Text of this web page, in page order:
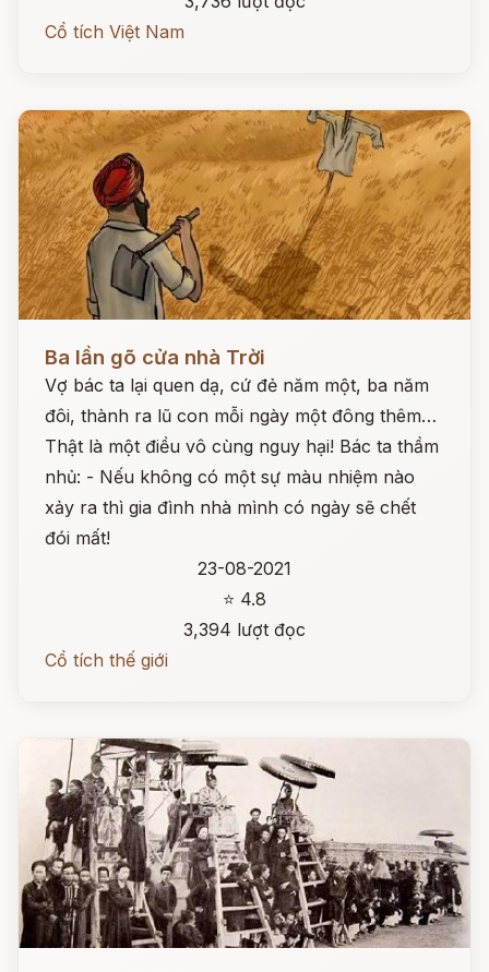
Cổ tích Việt Nam
Đọc ngay
Ba lần gõ cửa nhà Trời
Vợ bác ta lại quen dạ, cứ đẻ năm một, ba năm
đôi, thành ra lũ con mỗi ngày một đông thêm…
Thật là một điều vô cùng nguy hại! Bác ta thầm
nhủ: - Nếu không có một sự màu nhiệm nào
xảy ra thì gia đình nhà mình có ngày sẽ chết
đói mất!
23-08-2021
⭐ 4.8
3,394 lượt đọc
Cổ tích thế giới